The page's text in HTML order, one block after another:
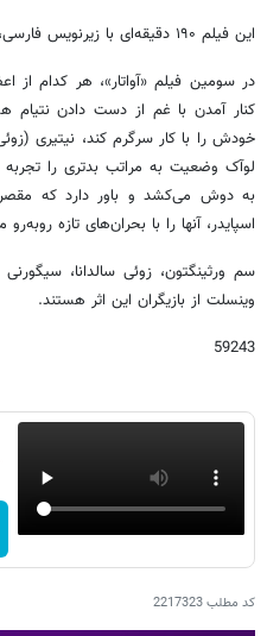
این فیلم ۱۹۰ دقیقه‌ای با زیرنویس فارسی، روی پرده می‌رود.
در سومین فیلم «آواتار»، هر کدام از
کنار آمدن با غم از دست دادن
خودش را با کار سرگرم کند، نیتیری
لوآک وضعیت به مراتب بدتری را
به دوش می‌کشد و باور دارد که
اسپایدر، آنها را با بحران‌های تازه روبه‌رو
سم ورثینگتون، زوئی سالدانا،
وینسلت از بازیگران این اثر هستند.
59243
کد مطلب2217323